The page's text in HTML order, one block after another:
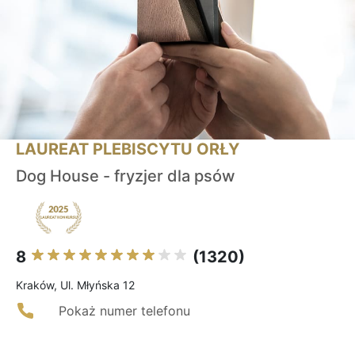
LAUREAT PLEBISCYTU ORŁY
Dog House - fryzjer dla psów
8 (1320)
Kraków, Ul. Młyńska 12
Pokaż numer telefonu